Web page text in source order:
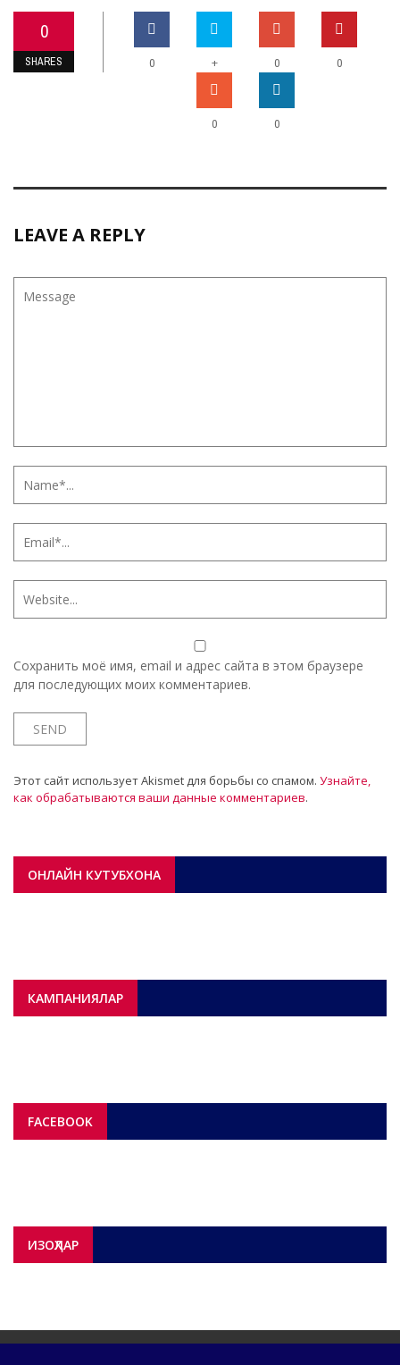
0
SHARES 0 + 0 0
0 0
LEAVE A REPLY
Сохранить моё имя, email и адрес сайта в этом браузере
для последующих моих комментариев.
Этот сайт использует Akismet для борьбы со спамом. Узнайте,
как обрабатываются ваши данные комментариев.
ОНЛАЙН КУТУБХОНА
КАМПАНИЯЛАР
FACEBOOK
ИЗОҲЛАР